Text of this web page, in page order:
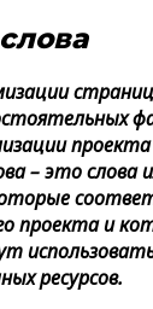
– это слова
проекта и
ресурсов.